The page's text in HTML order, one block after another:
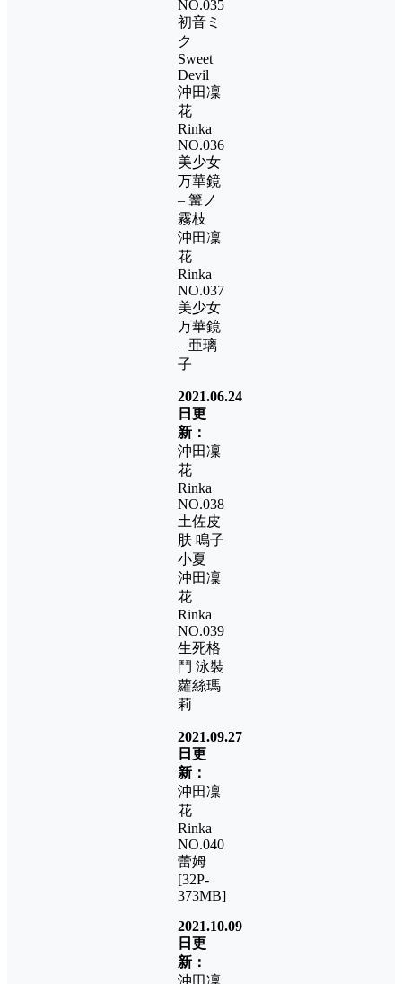
NO.035
初音ミ
ク
Sweet
Devil
沖田凜
花
Rinka
NO.036
美少女
万華鏡
– 篝ノ
霧枝
沖田凜
花
Rinka
NO.037
美少女
万華鏡
– 亜璃
子
2021.06.24
日更
新：
沖田凜
花
Rinka
NO.038
土佐皮
肤 鳴子
小夏
沖田凜
花
Rinka
NO.039
生死格
鬥 泳裝
蘿絲瑪
莉
2021.09.27
日更
新：
沖田凜
花
Rinka
NO.040
蕾姆
[32P-
373MB]
2021.10.09
日更
新：
沖田凜